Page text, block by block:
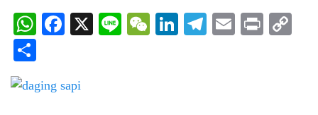
WhatsApp
Facebook
X LineWeChat
LinkedIn
Telegram
Email
Print